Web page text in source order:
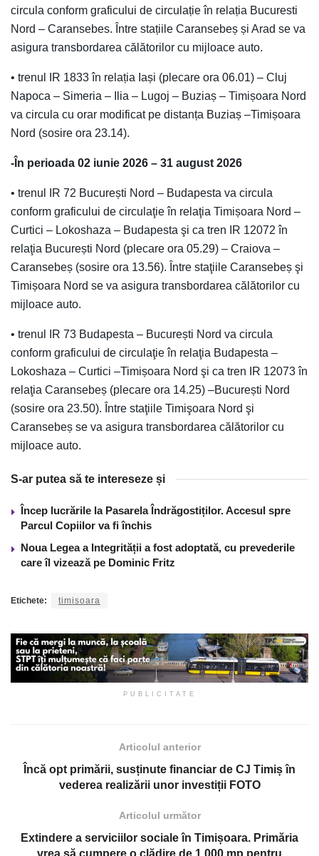
circula conform graficului de circulație în relația Bucuresti
Nord – Caransebes. Între stațiile Caransebeș și Arad se va
asigura transbordarea călătorilor cu mijloace auto.
• trenul IR 1833 în relația Iași (plecare ora 06.01) – Cluj
Napoca – Simeria – Ilia – Lugoj – Buziaș – Timișoara Nord
va circula cu orar modificat pe distanța Buziaș –Timișoara
Nord (sosire ora 23.14).
-În perioada 02 iunie 2026 – 31 august 2026
• trenul IR 72 București Nord – Budapesta va circula
conform graficului de circulaţie în relaţia Timișoara Nord –
Curtici – Lokoshaza – Budapesta şi ca tren IR 12072 în
relaţia București Nord (plecare ora 05.29) – Craiova –
Caransebeș (sosire ora 13.56). Între staţiile Caransebeș şi
Timișoara Nord se va asigura transbordarea călătorilor cu
mijloace auto.
• trenul IR 73 Budapesta – București Nord va circula
conform graficului de circulaţie în relaţia Budapesta –
Lokoshaza – Curtici –Timișoara Nord şi ca tren IR 12073 în
relaţia Caransebeș (plecare ora 14.25) –București Nord
(sosire ora 23.50). Între staţiile Timişoara Nord şi
Caransebeș se va asigura transbordarea călătorilor cu
mijloace auto.
S-ar putea să te intereseze și
Încep lucrările la Pasarela Îndrăgostiților. Accesul spre
Parcul Copiilor va fi închis
Noua Legea a Integrității a fost adoptată, cu prevederile
care îl vizează pe Dominic Fritz
Etichete: timisoara
PUBLICITATE
Articolul anterior
Încă opt primării, susținute financiar de CJ Timiș în
vederea realizării unor investiții FOTO
Articolul următor
Extindere a serviciilor sociale în Timișoara. Primăria